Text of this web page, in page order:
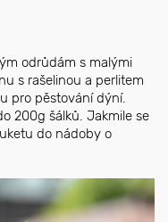
odrůdám s malými
s rašelinou a perlitem
pro pěstování dýní.
200g šálků. Jakmile se
do nádoby o